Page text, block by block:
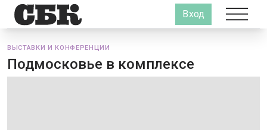
Вход
ВЫСТАВКИ И КОНФЕРЕНЦИИ
Подмосковье в комплексе